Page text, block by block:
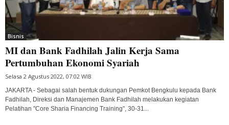
Bisnis
MI dan Bank Fadhilah Jalin Kerja Sama
Pertumbuhan Ekonomi Syariah
Selasa 2 Agustus 2022, 07:02 WIB
JAKARTA - Sebagai salah bentuk dukungan Pemkot Bengkulu kepada Bank
Fadhilah, Direksi dan Manajemen Bank Fadhilah melakukan kegiatan
Pelatihan "Core Sharia Financing Training", 30-31...